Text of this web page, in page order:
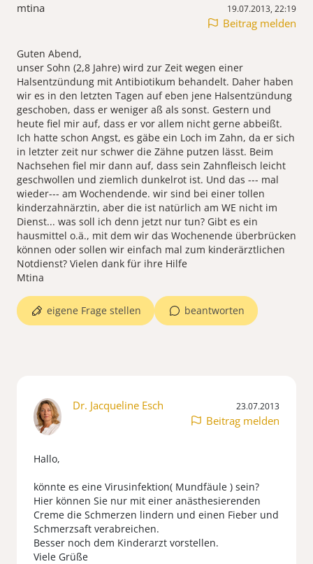
mtina 19.07.2013, 22:19
Beitrag melden
Guten Abend,
unser Sohn (2,8 Jahre) wird zur Zeit wegen einer
Halsentzündung mit Antibiotikum behandelt. Daher haben
wir es in den letzten Tagen auf eben jene Halsentzündung
geschoben, dass er weniger aß als sonst. Gestern und
heute fiel mir auf, dass er vor allem nicht gerne abbeißt.
Ich hatte schon Angst, es gäbe ein Loch im Zahn, da er sich
in letzter zeit nur schwer die Zähne putzen lässt. Beim
Nachsehen fiel mir dann auf, dass sein Zahnfleisch leicht
geschwollen und ziemlich dunkelrot ist. Und das --- mal
wieder--- am Wochendende. wir sind bei einer tollen
kinderzahnärztin, aber die ist natürlich am WE nicht im
Dienst... was soll ich denn jetzt nur tun? Gibt es ein
hausmittel o.ä., mit dem wir das Wochenende überbrücken
können oder sollen wir einfach mal zum kinderärztlichen
Notdienst? Vielen dank für ihre Hilfe
Mtina
beantworten
eigene Frage stellen
Dr. Jacqueline Esch 23.07.2013
Beitrag melden
Hallo,
könnte es eine Virusinfektion( Mundfäule ) sein?
Hier können Sie nur mit einer anästhesierenden
Creme die Schmerzen lindern und einen Fieber und
Schmerzsaft verabreichen.
Besser noch dem Kinderarzt vorstellen.
Viele Grüße